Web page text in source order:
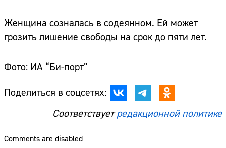
Женщина созналась в содеянном. Ей может
грозить лишение свободы на срок до пяти лет.
Фото: ИА “Би-порт”
Поделиться в соцсетях:
Соответствуетредакционной политике
Comments are disabled